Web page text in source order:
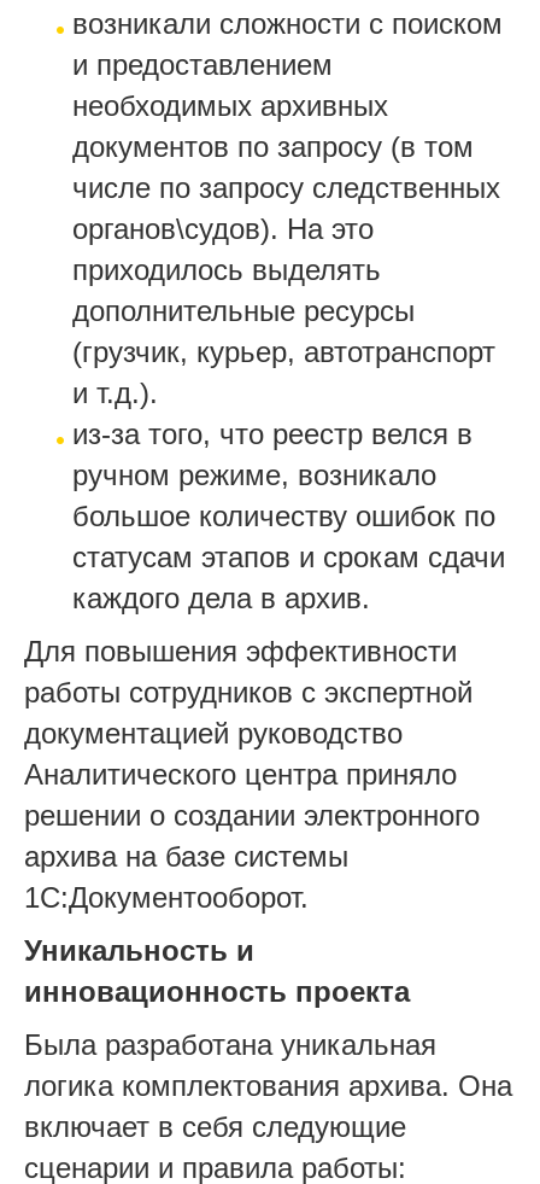
возникали сложности с поиском
и предоставлением
необходимых архивных
документов по запросу (в том
числе по запросу следственных
органов\судов). На это
приходилось выделять
дополнительные ресурсы
(грузчик, курьер, автотранспорт
и т.д.).
из-за того, что реестр велся в
ручном режиме, возникало
большое количеству ошибок по
статусам этапов и срокам сдачи
каждого дела в архив.
Для повышения эффективности
работы сотрудников с экспертной
документацией руководство
Аналитического центра приняло
решении о создании электронного
архива на базе системы
1С:Документооборот.
Уникальность и
инновационность проекта
Была разработана уникальная
логика комплектования архива. Она
включает в себя следующие
сценарии и правила работы: